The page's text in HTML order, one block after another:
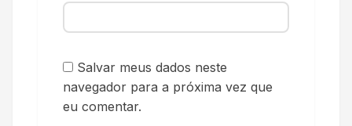
Salvar meus dados neste
navegador para a próxima vez que
eu comentar.